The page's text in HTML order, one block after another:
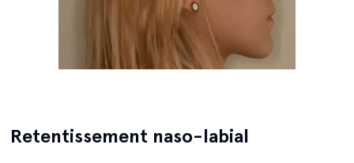
Retentissement naso-labial